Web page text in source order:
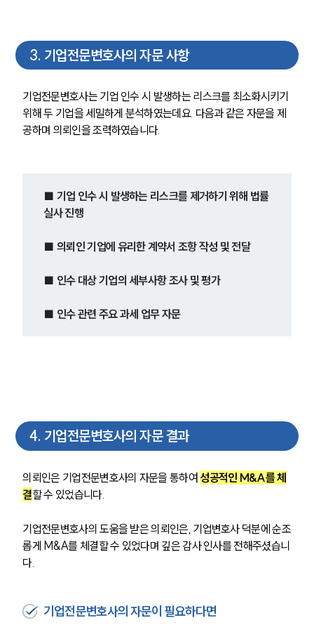
3. 기업전문변호사의 자문 사항
기업전문변호사는 기업 인수 시 발생하는 리스크를 최소화시키기
위해 두 기업을 세밀하게 분석하였는데요. 다음과 같은 자문을 제
공하며 의뢰인을 조력하였습니다.
■ 기업 인수 시 발생하는 리스크를 제거하기 위해 법률
실사 진행
■ 의뢰인 기업에 유리한 계약서 조항 작성 및 전달
■ 인수 대상 기업의 세부사항 조사 및 평가
■ 인수 관련 주요 과세 업무 자문
4. 기업전문변호사의 자문 결과
의뢰인은 기업전문변호사의 자문을 통하여 성공적인 M&A를 체
결할 수 있었습니다.
기업전문변호사의 도움을 받은 의뢰인은, 기업변호사 덕분에 순조
롭게 M&A를 체결할 수 있었다며 깊은 감사 인사를 전해주셨습니
다.
기업전문변호사의 자문이 필요하다면